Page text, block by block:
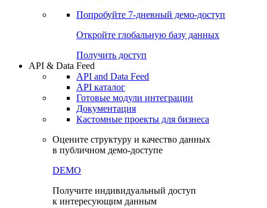
Попробуйте 7-дневный демо-доступ
Откройте глобальную базу данных
Получить доступ
API & Data Feed
API and Data Feed
API каталог
Готовые модули интеграции
Документация
Кастомные проекты для бизнеса
Оцените структуру и качество данных
в публичном демо-доступе
DEMO
Получите индивидуальный доступ
к интересующим данным